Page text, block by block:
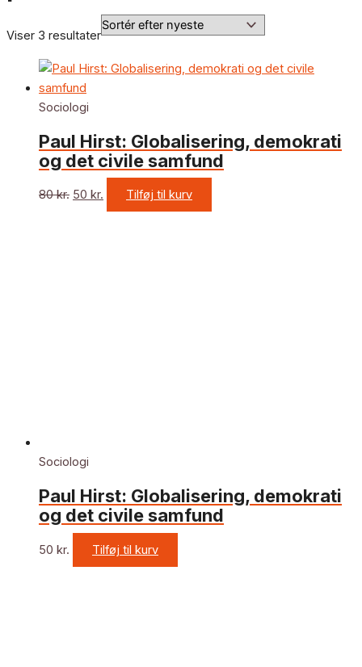
Viser 3 resultater
Sociologi
Paul Hirst: Globalisering, demokrati
og det civile samfund
80kr. 50 kr. Tilføj til kurv
Sociologi
Paul Hirst: Globalisering, demokrati
og det civile samfund
50 kr. Tilføj til kurv